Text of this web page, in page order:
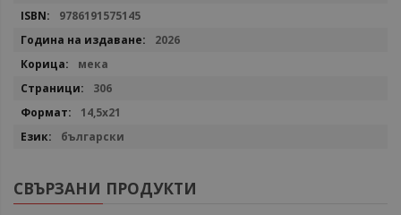
9786191575145
2026
мека
306
14,5х21
български
СВЪРЗАНИ ПРОДУКТИ